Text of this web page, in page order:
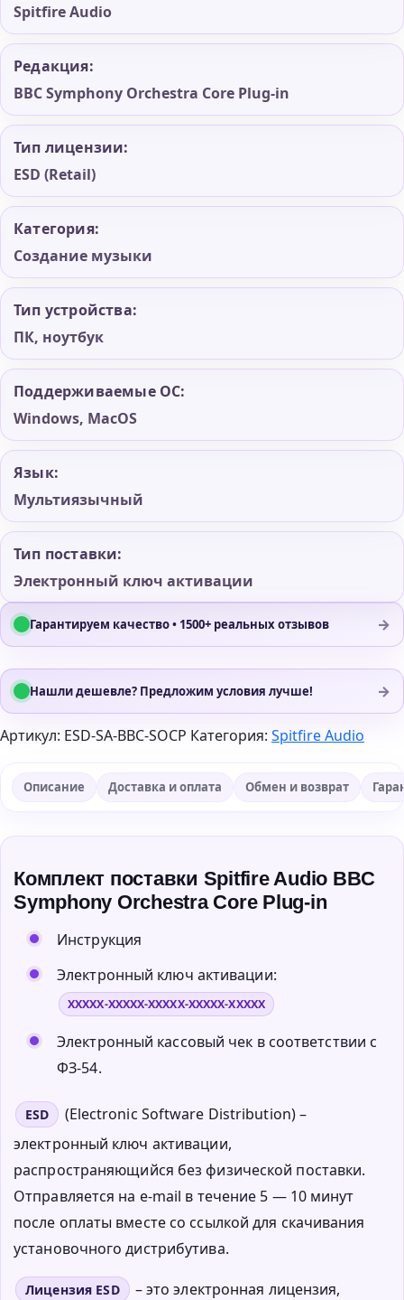
Spitfire Audio
Редакция:
BBC Symphony Orchestra Core Plug-in
Тип лицензии:
ESD (Retail)
Категория:
Создание музыки
Тип устройства:
ПК, ноутбук
Поддерживаемые ОС:
Windows, MacOS
Язык:
Мультиязычный
Тип поставки:
Электронный ключ активации
Гарантируем качество • 1500+ реальных отзывов →
Нашли дешевле? Предложим условия лучше! →
Артикул: ESD-SA-BBC-SOCP Категория: Spitfire Audio
Описание Доставка и оплата Обмен и возврат
Комплект поставки Spitfire Audio BBC
Symphony Orchestra Core Plug-in
Инструкция
Электронный ключ активации:
XXXXX-XXXXX-XXXXX-XXXXX-XXXXX
Электронный кассовый чек в соответствии с
ФЗ-54.
ESD
(Electronic Software Distribution) –
электронный ключ активации,
распространяющийся без физической поставки.
Отправляется на e-mail в течение 5 — 10 минут
после оплаты вместе со ссылкой для скачивания
установочного дистрибутива.
Лицензия ESD
– это электронная лицензия,